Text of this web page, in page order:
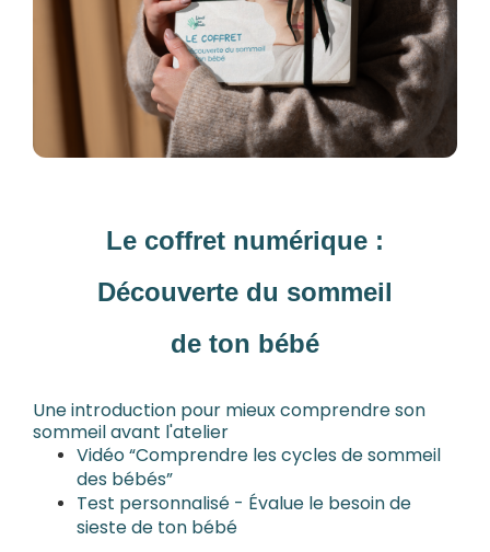
Le coffret numérique :
Découverte du sommeil
de ton bébé
Une introduction pour mieux comprendre son
sommeil avant l'atelier
Vidéo “Comprendre les cycles de sommeil
des bébés”
Test personnalisé - Évalue le besoin de
sieste de ton bébé